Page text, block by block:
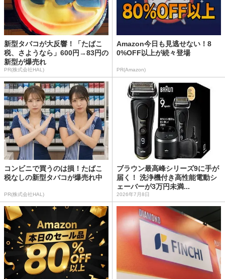
新型タバコが大反響！「たばこ
税、さようなら」600円→83円の
新型が爆売れ
PR(株式会社HAL)
Amazon今日も見逃せない！8
0%OFF以上が続々登場
PR(Amazon)
コンビニで買うのは損！たばこ
税なしの新型タバコが爆売れ中
PR(株式会社HAL)
ブラウン最高峰シリーズ9に手が
届く！ 洗浄機付き高性能電動シ
ェーバーが3万円未満...
2026年7月8日